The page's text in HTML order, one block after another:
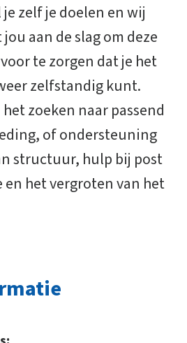
zelf je doelen en wij
aan de slag om deze
te zorgen dat je het
zelfstandig kunt.
zoeken naar passend
of ondersteuning
structuur, hulp bij post
het vergroten van het